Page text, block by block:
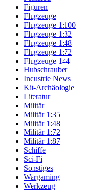
Figuren
Flugzeuge
Flugzeuge 1:100
Flugzeuge 1:32
Flugzeuge 1:48
Flugzeuge 1:72
Flugzeuge 144
Hubschrauber
Industrie News
Kit-Archäologie
Literatur
Militär
Militär 1:35
Militär 1:48
Militär 1:72
Militär 1:87
Schiffe
Sci-Fi
Sonstiges
Wargaming
Werkzeug